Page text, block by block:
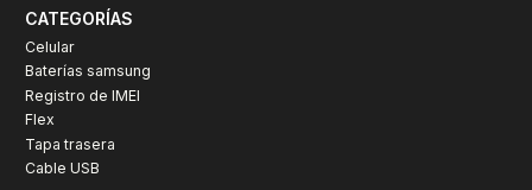
CATEGORÍAS
Celular
Baterías samsung
Registro de IMEI
Flex
Tapa trasera
Cable USB